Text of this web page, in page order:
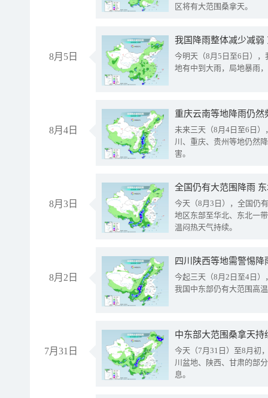
区将有大范围桑拿天。
8月5日
我国降雨整体减少减弱
今明天（8月5日至6日）
地有中到大雨，局地暴雨
8月4日
重庆云南等地降雨仍然
未来三天（8月4日至6日
川、重庆、贵州等地仍然
害。
8月3日
全国仍有大范围降雨
今天（8月3日），全国仍
地区东部至华北、东北一
温闷热天气持续。
8月2日
今起三天（8月2日至4日
我国中东部仍有大范围高
7月31日
中东部大范围桑拿天
今天（7月31日）至8月初
川盆地、陕西、甘肃的部
息。